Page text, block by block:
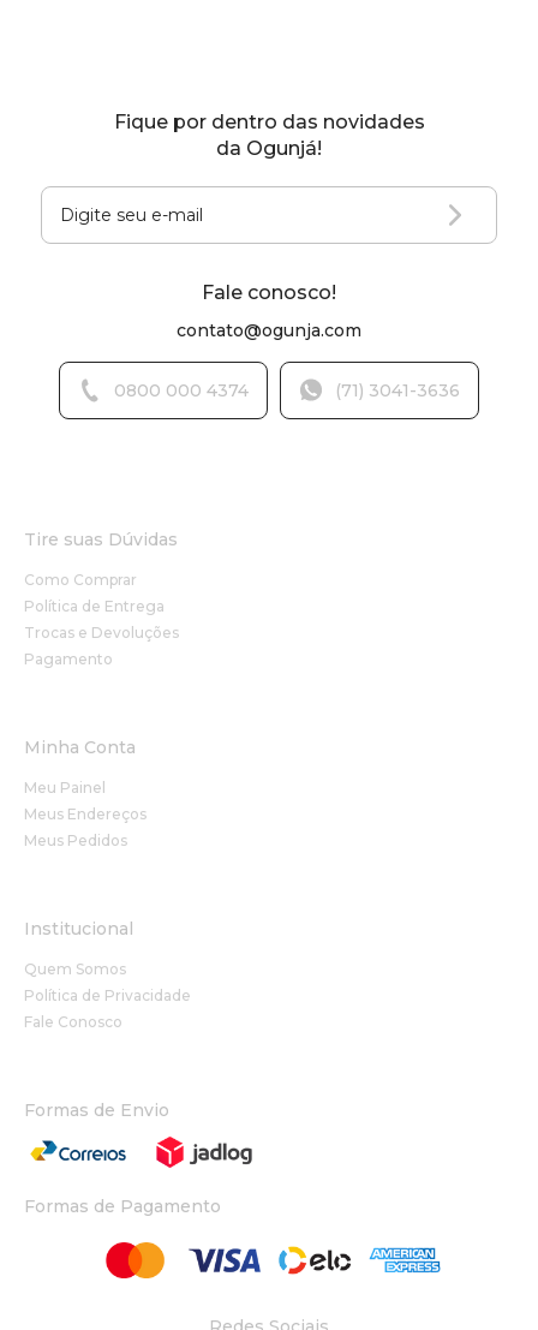
Fique por dentro das novidades
da Ogunjá!
Fale conosco!
contato@ogunja.com
0800 000 4374 (71) 3041-3636
Tire suas Dúvidas
Como Comprar
Política de Entrega
Trocas e Devoluções
Pagamento
Minha Conta
Meu Painel
Meus Endereços
Meus Pedidos
Institucional
Quem Somos
Política de Privacidade
Fale Conosco
Formas de Envio
Formas de Pagamento